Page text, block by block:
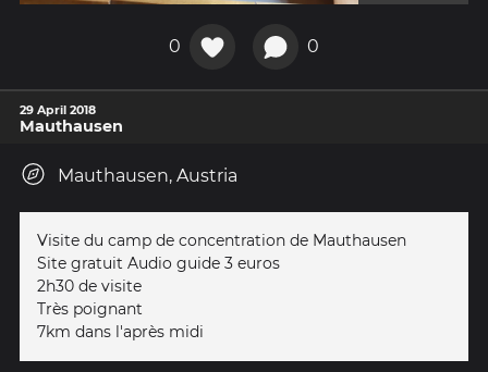
0 0
29 April 2018
Mauthausen
Mauthausen, Austria
Visite du camp de concentration de Mauthausen
Site gratuit Audio guide 3 euros
2h30 de visite
Très poignant
7km dans l'après midi